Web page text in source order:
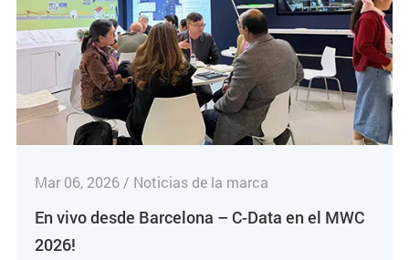
Mar 06, 2026 / Noticias de la marca
En vivo desde Barcelona – C-Data en el MWC
2026!